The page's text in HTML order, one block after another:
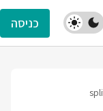
כניסה